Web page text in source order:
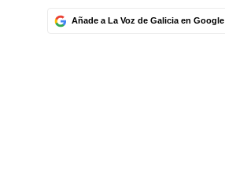
Añade a La Voz de Galicia en Google